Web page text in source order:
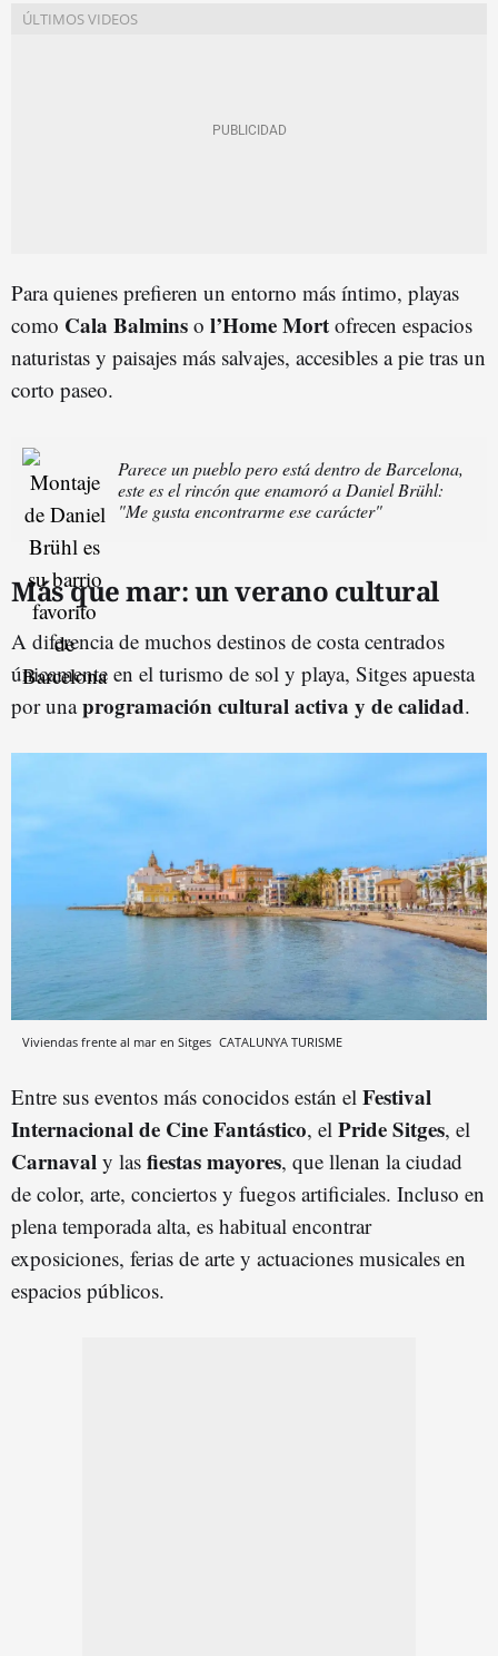
Para quienes prefieren un entorno más íntimo, playas
como Cala Balmins o l’Home Mort ofrecen espacios
naturistas y paisajes más salvajes, accesibles a pie tras un
corto paseo.
Parece un pueblo pero está dentro de Barcelona,
este es el rincón que enamoró a Daniel Brühl:
"Me gusta encontrarme ese carácter"
Más que mar: un verano cultural
A diferencia de muchos destinos de costa centrados
únicamente en el turismo de sol y playa, Sitges apuesta
por unaprogramación cultural activa y de calidad.
Viviendas frente al mar en Sitges CATALUNYA TURISME
Entre sus eventos más conocidos están el Festival
Internacional de Cine Fantástico, el Pride Sitges, el
Carnaval y las fiestas mayores, que llenan la ciudad
de color, arte, conciertos y fuegos artificiales. Incluso en
plena temporada alta, es habitual encontrar
exposiciones, ferias de arte y actuaciones musicales en
espacios públicos.